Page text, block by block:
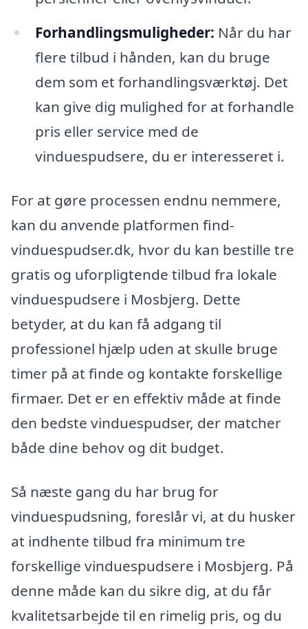
Forhandlingsmuligheder: Når du har
flere tilbud i hånden, kan du bruge
dem som et forhandlingsværktøj. Det
kan give dig mulighed for at forhandle
pris eller service med de
vinduespudsere, du er interesseret i.
For at gøre processen endnu nemmere,
kan du anvende platformen find-
vinduespudser.dk, hvor du kan bestille tre
gratis og uforpligtende tilbud fra lokale
vinduespudsere i Mosbjerg. Dette
betyder, at du kan få adgang til
professionel hjælp uden at skulle bruge
timer på at finde og kontakte forskellige
firmaer. Det er en effektiv måde at finde
den bedste vinduespudser, der matcher
både dine behov og dit budget.
Så næste gang du har brug for
vinduespudsning, foreslår vi, at du husker
at indhente tilbud fra minimum tre
forskellige vinduespudsere i Mosbjerg. På
denne måde kan du sikre dig, at du får
kvalitetsarbejde til en rimelig pris, og du